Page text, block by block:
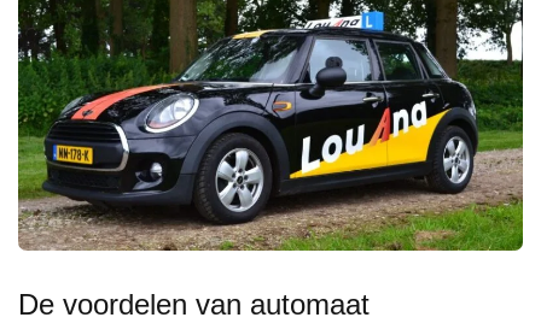
De voordelen van automaat